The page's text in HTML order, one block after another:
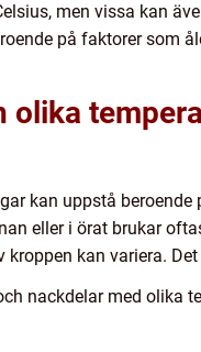
men vissa kan
på faktorer som
olika
kan uppstå
eller i örat brukar
kroppen kan variera.
nackdelar med olika